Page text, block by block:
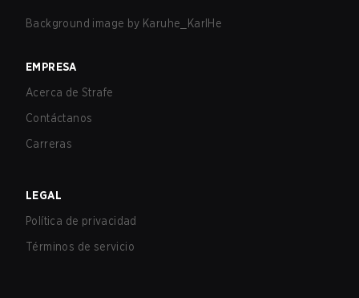
Background image by Karuhe_KarlHe
EMPRESA
Acerca de Strafe
Contáctanos
Carreras
LEGAL
Política de privacidad
Términos de servicio